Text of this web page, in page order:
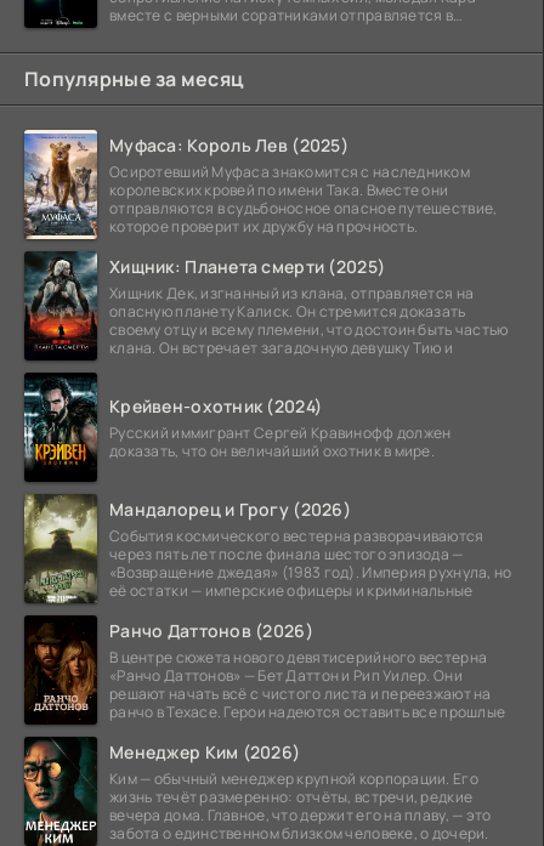
вместе с верными соратниками отправляется в
Популярные за месяц
Муфаса: Король Лев (2025)
Осиротевший Муфаса знакомится с наследником
королевских кровей по имени Така. Вместе они
отправляются в судьбоносное опасное путешествие,
которое проверит их дружбу на прочность.
Хищник: Планета смерти (2025)
Хищник Дек, изгнанный из клана, отправляется на
опасную планету Калиск. Он стремится доказать
своему отцу и всему племени, что достоин быть частью
клана. Он встречает загадочную девушку Тию и
Крейвен-охотник (2024)
Русский иммигрант Сергей Кравинофф должен
доказать, что он величайший охотник в мире.
Мандалорец и Грогу (2026)
События космического вестерна разворачиваются
через пять лет после финала шестого эпизода —
«Возвращение джедая» (1983 год). Империя рухнула, но
её остатки — имперские офицеры и криминальные
Ранчо Даттонов (2026)
В центре сюжета нового девятисерийного вестерна
«Ранчо Даттонов» — Бет Даттон и Рип Уилер. Они
решают начать всё с чистого листа и переезжают на
ранчо в Техасе. Герои надеются оставить все прошлые
Менеджер Ким (2026)
Ким — обычный менеджер крупной корпорации. Его
жизнь течёт размеренно: отчёты, встречи, редкие
вечера дома. Главное, что держит его на плаву, — это
забота о единственном близком человеке, о дочери.